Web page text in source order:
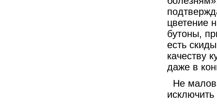
цветение
бутоны,
есть
качеству
даже в
Не